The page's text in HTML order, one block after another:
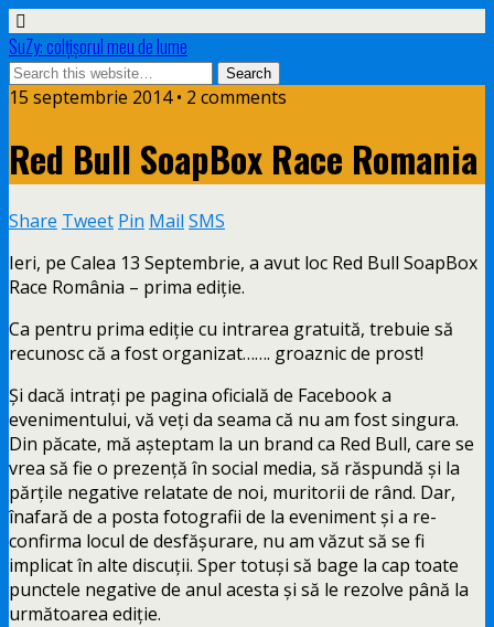
SuZy: colţişorul meu de lume
15 septembrie 2014 • 2 comments
Red Bull SoapBox Race Romania
Share Tweet Pin Mail SMS
Ieri, pe Calea 13 Septembrie, a avut loc Red Bull SoapBox
Race România – prima ediţie.
Ca pentru prima ediţie cu intrarea gratuită, trebuie să
recunosc că a fost organizat……. groaznic de prost!
Şi dacă intraţi pe pagina oficială de Facebook a
evenimentului, vă veţi da seama că nu am fost singura.
Din păcate, mă aşteptam la un brand ca Red Bull, care se
vrea să fie o prezenţă în social media, să răspundă şi la
părţile negative relatate de noi, muritorii de rând. Dar,
înafară de a posta fotografii de la eveniment şi a re-
confirma locul de desfăşurare, nu am văzut să se fi
implicat în alte discuţii. Sper totuşi să bage la cap toate
punctele negative de anul acesta şi să le rezolve până la
următoarea ediţie.